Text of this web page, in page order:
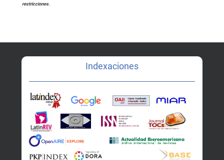
restricciones.
Indexaciones